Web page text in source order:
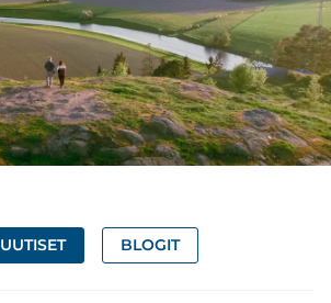
UUTISET BLOGIT